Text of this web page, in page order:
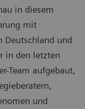
in diesem
mit
Deutschland und
in den letzten
Team aufgebaut,
und